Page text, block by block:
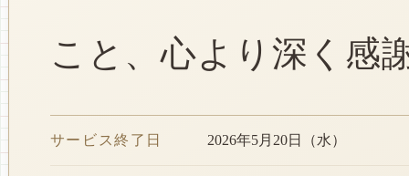
こと、心より深く感
サービス終了日 2026年5月20日（水）